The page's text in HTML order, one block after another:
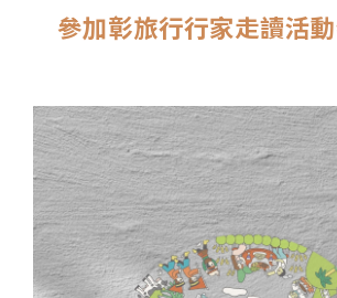
參加彰旅行行家走讀活